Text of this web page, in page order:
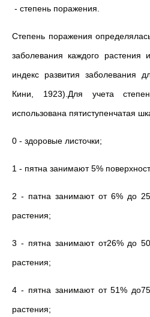
- степень поражения.
Степень поражения
заболевания каждого растения
индекс развития заболевания
Кини, 1923).Для учета
использована пятиступенчатая
0 - здоровые листочки;
1 - пятна занимают 5%
2 - патна занимают от 6% до
растения;
3 - пятна занимают от26% до
растения;
4 - пятна занимают от 51%
растения;